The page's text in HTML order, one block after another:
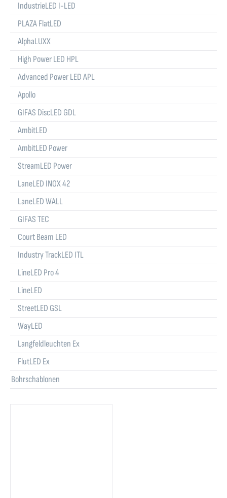
IndustrieLED I-LED
PLAZA FlatLED
AlphaLUXX
High Power LED HPL
Advanced Power LED APL
Apollo
GIFAS DiscLED GDL
AmbitLED
AmbitLED Power
StreamLED Power
LaneLED INOX 42
LaneLED WALL
GIFAS TEC
Court Beam LED
Industry TrackLED ITL
LineLED Pro 4
LineLED
StreetLED GSL
WayLED
Langfeldleuchten Ex
FlutLED Ex
Bohrschablonen